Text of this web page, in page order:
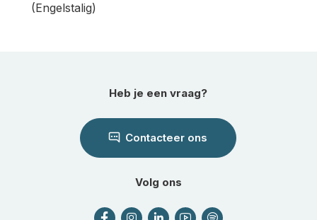
(Engelstalig)
Heb je een vraag?
Contacteer ons
Volg ons